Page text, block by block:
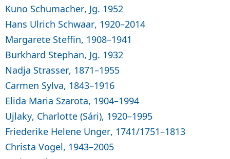
Kuno Schumacher, Jg. 1952
Hans Ulrich Schwaar, 1920–2014
Margarete Steffin, 1908–1941
Burkhard Stephan, Jg. 1932
Nadja Strasser, 1871–1955
Carmen Sylva, 1843–1916
Elida Maria Szarota, 1904–1994
Ujlaky, Charlotte (Sári), 1920–1995
Friederike Helene Unger, 1741/1751–1813
Christa Vogel, 1943–2005